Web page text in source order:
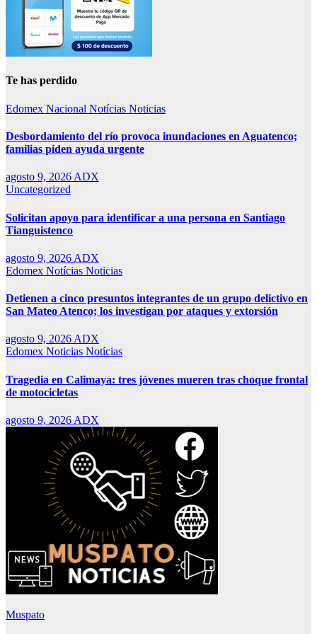
Te has perdido
Edomex Nacional Notícias Noticias
Desbordamiento del río provoca inundaciones en Aguatenco;
familias piden ayuda urgente
agosto 9, 2026 ADX
Uncategorized
Solicitan apoyo para identificar a una persona en Santiago
Tianguistenco
agosto 9, 2026 ADX
Edomex Notícias Noticias
Detienen a cinco presuntos integrantes de un grupo delictivo en
San Mateo Atenco; los investigan por ataques y extorsión
agosto 9, 2026 ADX
Edomex Noticias Notícias
Tragedia en Calimaya: tres jóvenes mueren tras choque frontal
de motocicletas
agosto 9, 2026 ADX
Muspato